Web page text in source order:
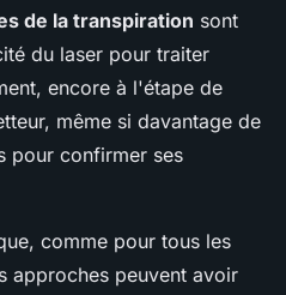
de la transpiration sont
du laser pour traiter
encore à l'étape de
même si davantage de
pour confirmer ses
comme pour tous les
approches peuvent avoir